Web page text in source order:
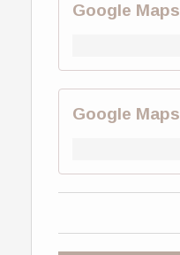
Google Maps
Google Maps